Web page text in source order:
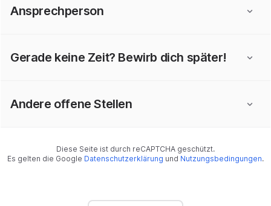
Ansprechperson
Gerade keine Zeit? Bewirb dich später!
Andere offene Stellen
Diese Seite ist durch reCAPTCHA geschützt.
Es gelten die Google Datenschutzerklärung und Nutzungsbedingungen.